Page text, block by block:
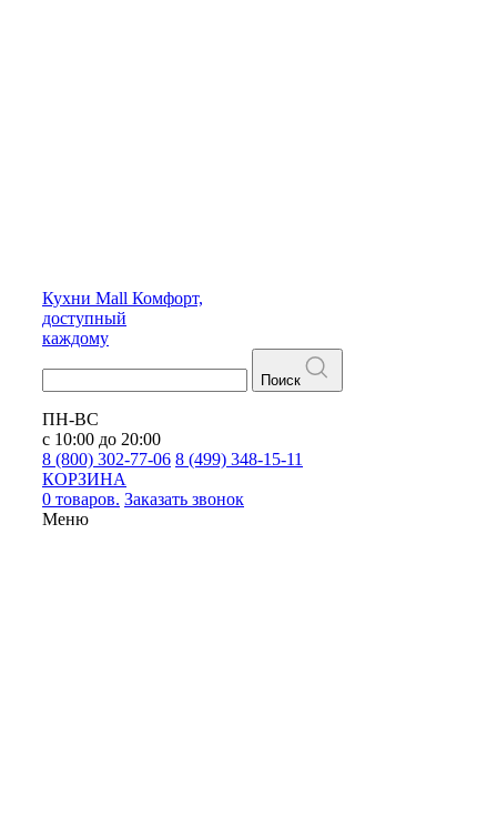
Кухни Mall Комфорт,
доступный
каждому
Поиск
ПН-ВС
с 10:00 до 20:00
8 (800) 302-77-06 8 (499) 348-15-11
КОРЗИНА
0 товаров. Заказать звонок
Меню